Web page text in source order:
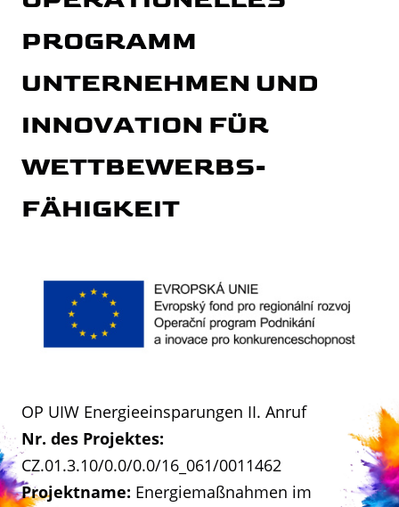
PROGRAMM
UNTERNEHMEN UND
INNOVATION FÜR
WETTBEWERBS­
FÄHIGKEIT
OP UIW Energieeinsparungen II. Anruf
Nr. des Projektes:
CZ.01.3.10/0.0/0.0/16_061/0011462
Projektname: Energiemaßnahmen im